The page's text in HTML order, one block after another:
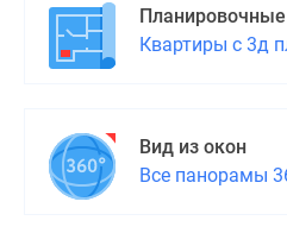
Квартиры с 3д
Вид из окон
Все панорамы